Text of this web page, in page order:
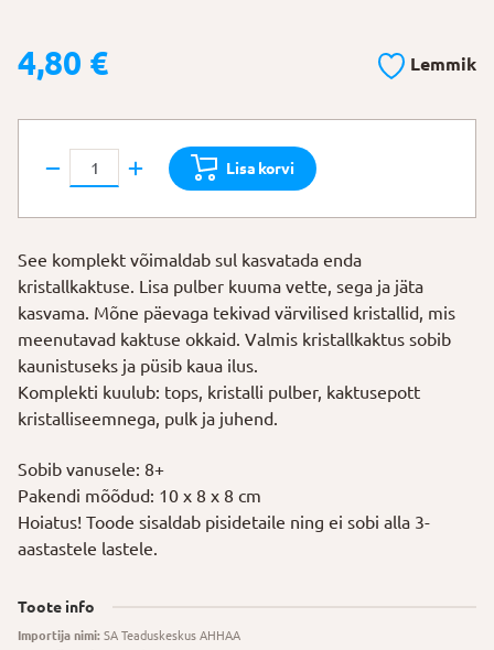
4,80 € Lemmik
Kristallikasvatus
"Lilla
kaktus"
Lisa korvi
See komplekt võimaldab sul kasvatada enda
kristallkaktuse. Lisa pulber kuuma vette, sega ja jäta
kasvama. Mõne päevaga tekivad värvilised kristallid, mis
meenutavad kaktuse okkaid. Valmis kristallkaktus sobib
kaunistuseks ja püsib kaua ilus.
Komplekti kuulub: tops, kristalli pulber, kaktusepott
kristalliseemnega, pulk ja juhend.
Sobib vanusele: 8+
Pakendi mõõdud: 10 x 8 x 8 cm
Hoiatus! Toode sisaldab pisidetaile ning ei sobi alla 3-
aastastele lastele.
Toote info
Importija nimi: SA Teaduskeskus AHHAA